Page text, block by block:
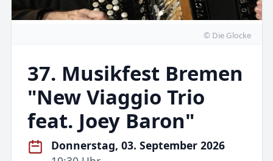
© Die Glocke
37. Musikfest Bremen
"New Viaggio Trio
feat. Joey Baron"
Donnerstag, 03. September 2026